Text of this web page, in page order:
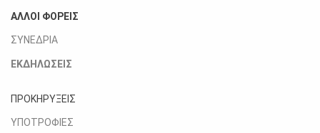
ΑΛΛΟΙ ΦΟΡΕΙΣ
ΣΥΝΕΔΡΙΑ
ΕΚΔΗΛΩΣΕΙΣ
ΠΡΟΚΗΡΥΞΕΙΣ
ΥΠΟΤΡΟΦΙΕΣ